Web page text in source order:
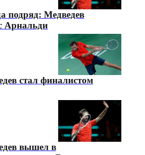
подряд: Медведев
Арнальди
стал финалистом
вышел в